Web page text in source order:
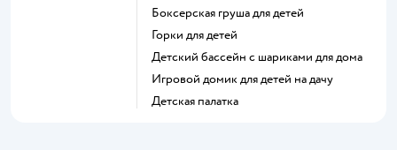
Боксерская груша для детей
Горки для детей
Детский бассейн с шариками для дома
Игровой домик для детей на дачу
Детская палатка